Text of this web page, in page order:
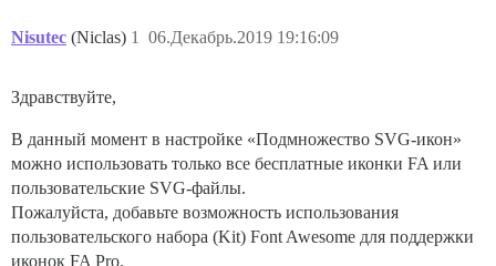
Nisutec (Niclas) 06.Декабрь.2019 19:16:09
1
Здравствуйте,
В данный момент в настройке «Подмножество SVG-икон»
можно использовать только все бесплатные иконки FA или
пользовательские SVG-файлы.
Пожалуйста, добавьте возможность использования
пользовательского набора (Kit) Font Awesome для поддержки
иконок FA Pro.